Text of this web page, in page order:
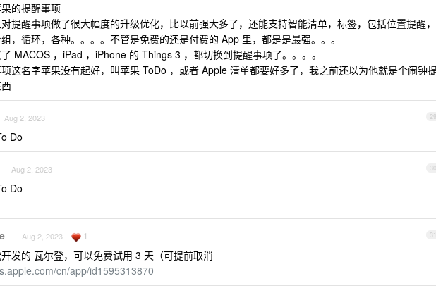
的提醒事项
提醒事项做了很大幅度的升级优化，比以前强大多了，还能支持智能清单，标签，包括位置提醒，
，循环，各种。。。。不管是免费的还是付费的 App 里，都是是最强。。。
MACOS ，iPad ，iPhone 的 Things 3 ，都切换到提醒事项了。。。。
这名字苹果没有起好，叫苹果 ToDo ，或者 Apple 清单都要好多了，我之前还以为他就是个闹钟
29
Aug 2, 2023
Do
30
Aug 2, 2023
Do
31
Aug 2, 2023 1
发的 瓦尔登，可以免费试用 3 天（可提前取消
cn/app/id1595313870